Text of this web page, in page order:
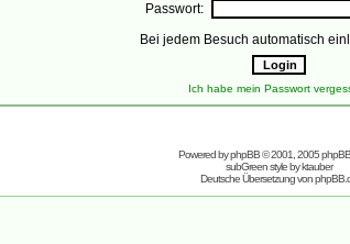
Passwort:
Bei jedem Besuch automatisch
Ich habe mein Passwort
Powered byphpBB© 2001, 2005
subGreen style byktauber
Deutsche Übersetzung von